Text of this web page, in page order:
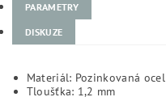
PARAMETRY
DISKUZE
Materiál: Pozinkovaná ocel
Tloušťka: 1,2 mm